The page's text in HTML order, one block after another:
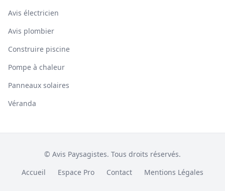
Avis électricien
Avis plombier
Construire piscine
Pompe à chaleur
Panneaux solaires
Véranda
© Avis Paysagistes. Tous droits réservés.
Accueil
Espace Pro Contact Mentions Légales